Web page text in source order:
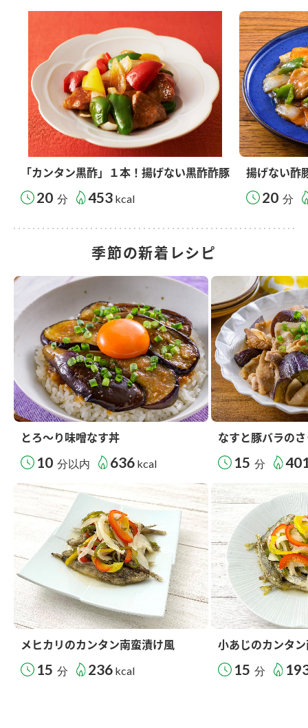
「カンタン黒酢」１本！揚げない黒酢酢豚
20 分 453 kcal
揚げない酢
20 分
季節の新着レシピ
とろ～り味噌なす丼
10 分以内 636 kcal
なすと豚バラの
15 分
メヒカリのカンタン南蛮漬け風
15 分 236 kcal
小あじのカンタ
15 分